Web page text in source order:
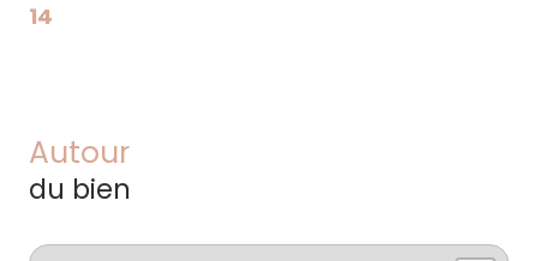
14
Autour
du bien